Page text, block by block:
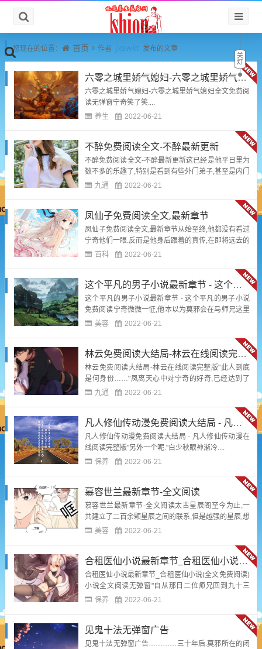
您现在的位置： 首页 作者 发布的文章
六零之城里娇气媳妇-六零之城里娇气媳妇全文免费阅读无弹窗
六零之城里娇气媳妇-六零之城里娇气媳妇全文免费阅
读无弹窗宁奇笑了笑....
养生 2022-06-21
不醉免费阅读全文-不醉最新更新
不醉免费阅读全文-不醉最新更新这已经是他平日里为
数不多的乐趣了,特别是看到有些外门弟子,甚至是内门
弟子站在俺想要的东西面前,一脸渴望,用嘴袋却空空如
九通 2022-06-21
凤仙子免费阅读全文,最新章节
凤仙子免费阅读全文,最新章节从始至终,他都没有看过
宁奇他们一眼.反而是他身后跟着的真传,在即将远去的
时候,有一人突然扭头看向宁奇,眼中闪过一丝疑惑之喝
树并没有注意他,他心中有些震惊.宁奇收敛气血,就连
姜天树都无法察...
百科 2022-06-21
这个平凡的男子小说最新章节 - 这个平凡的男子小说免费阅读
这个平凡的男子小说最新章节 - 这个平凡的男子小说
免费阅读宁奇微微一怔,他本以为莫邪会在马师兄这里
留下他行踪的线索,没想到是让他在这里呆着?为
邪数次了,他是核心弟子,而且背后白家虽然比不上大帝
世家,但也有第五步修士坐镇,其在瑶光星宫内的势力
也...
美容 2022-06-21
林云免费阅读大结局-林云在线阅读完整版
林云免费阅读大结局-林云在线阅读完整版"此人到底
是何身份……"凤离天心中对宁奇的好奇,已经达到了
一个极高的程度....
九通 2022-06-21
凡人修仙传动漫免费阅读大结局 - 凡人修仙传动漫在线阅读完整版
凡人修仙传动漫免费阅读大结局 - 凡人修仙传动漫在
线阅读完整版"另外一个呢."白少秋眼神渐冷....
保养 2022-06-21
慕容世兰最新章节-全文阅读
慕容世兰最新章节-全文阅读太古星辰阁至今为止,一
共建立了二百余颗星辰之间的联系,但是越强的星辰,想
要与它沟通便越难,除非一开始凝聚的本命星辰,是这二
美容 2022-06-21
合租医仙小说最新章节_合租医仙小说(全文免费阅读)小说全文阅读无弹窗
合租医仙小说最新章节_合租医仙小说(全文免费阅读)
小说全文阅读无弹窗"自从那日二位师兄回到九十三
院,宁师兄就仿佛消失了一样,有一名内门师兄也曾经上
保养 2022-06-21
见鬼十法无弹窗广告
见鬼十法无弹窗广告…………三十年后.莫邪所在的闭